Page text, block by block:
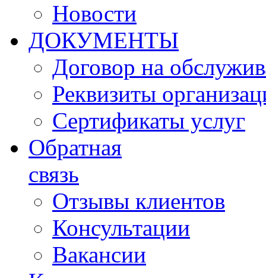
Новости
ДОКУМЕНТЫ
Договор на
Реквизиты
Сертификаты услуг
Обратная
связь
Отзывы клиентов
Консультации
Вакансии